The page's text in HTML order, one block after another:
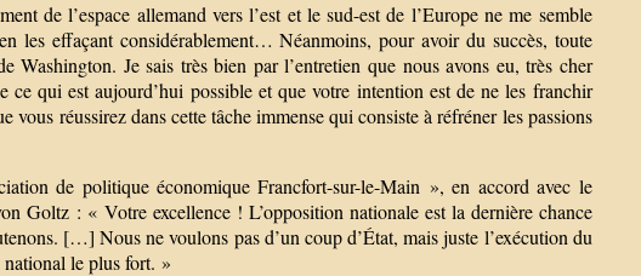
de l’espace allemand vers l’est et le sud-est de l’Europe ne me semble
les effaçant considérablement… Néanmoins, pour avoir du succès, toute
Washington. Je sais très bien par l’entretien que nous avons eu, très cher
qui est aujourd’hui possible et que votre intention est de ne les franchir
vous réussirez dans cette tâche immense qui consiste à réfréner les passions
de politique économique Francfort-sur-le-Main », en accord avec le
Goltz : « Votre excellence ! L’opposition nationale est la dernière chance
[…] Nous ne voulons pas d’un coup d’État, mais juste l’exécution du
le plus fort. »